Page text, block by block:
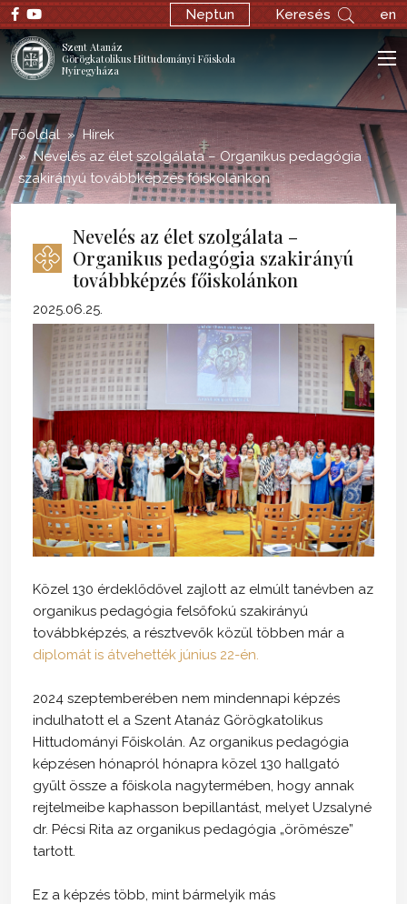
; Neptun Keresés en
Szent Atanáz
Görögkatolikus Hittudományi Főiskola
Nyíregyháza
Főoldal
Hírek
Nevelés az élet szolgálata – Organikus pedagógia
szakirányú továbbképzés főiskolánkon
Nevelés az élet szolgálata –
Organikus pedagógia szakirányú
továbbképzés főiskolánkon
2025.06.25.
Közel 130 érdeklődővel zajlott az elmúlt tanévben az
organikus pedagógia felsőfokú szakirányú
továbbképzés, a résztvevők közül többen már a
diplomát is átvehették június 22-én.
2024 szeptemberében nem mindennapi képzés
indulhatott el a Szent Atanáz Görögkatolikus
Hittudományi Főiskolán. Az organikus pedagógia
képzésen hónapról hónapra közel 130 hallgató
gyűlt össze a főiskola nagytermében, hogy annak
rejtelmeibe kaphasson bepillantást, melyet Uzsalyné
dr. Pécsi Rita az organikus pedagógia „örömésze”
tartott.
Ez a képzés több, mint bármelyik más